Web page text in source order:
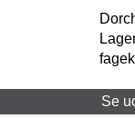
Se